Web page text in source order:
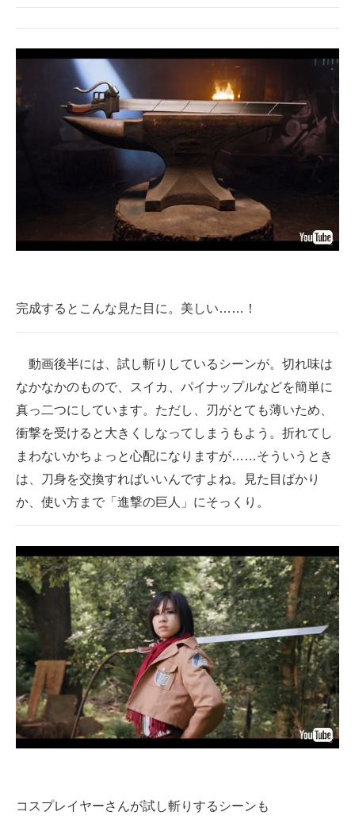
完成するとこんな見た目に。美しい……！
動画後半には、試し斬りしているシーンが。切れ味は
なかなかのもので、スイカ、パイナップルなどを簡単に
真っ二つにしています。ただし、刃がとても薄いため、
衝撃を受けると大きくしなってしまうもよう。折れてし
まわないかちょっと心配になりますが……そういうとき
は、刀身を交換すればいいんですよね。見た目ばかり
か、使い方まで「進撃の巨人」にそっくり。
コスプレイヤーさんが試し斬りするシーンも